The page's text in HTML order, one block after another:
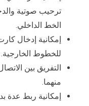
ترحيب صوتية
الخط الداخلي.
إمكانية إدخال
للخطوط الخارجية.
التفريق بين
منهما.
إمكانية ربط عدة